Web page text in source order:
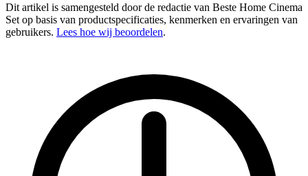
Dit artikel is samengesteld door de redactie van Beste Home Cinema
Set op basis van productspecificaties, kenmerken en ervaringen van
gebruikers. Lees hoe wij beoordelen.